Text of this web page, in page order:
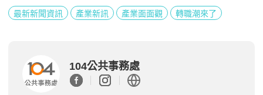
最新新聞資訊 產業新訊 產業面面觀 轉職潮來了
104公共事務處